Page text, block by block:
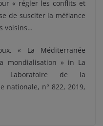
« régler les conflits et
de susciter la méfiance
voisins…
« La Méditerranée
mondialisation » in La
Laboratoire de la
nationale, n° 822, 2019,